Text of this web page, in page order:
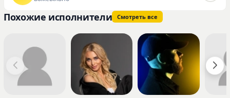
Похожие исполнители Смотреть все